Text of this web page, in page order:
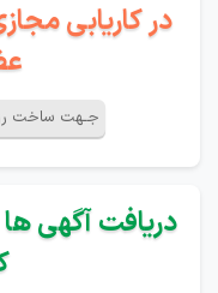
در کاریابی
جـهت ساخت
دریافت آگهی ها